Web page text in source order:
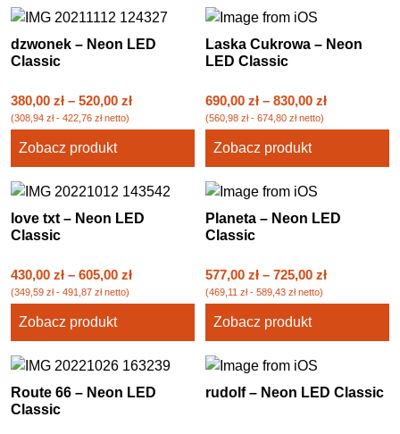
dzwonek – Neon LED
Classic
380,00 zł – 520,00 zł
(308,94 zł- 422,76 złnetto)
Zobacz produkt
Laska Cukrowa – Neon
LED Classic
690,00 zł – 830,00 zł
(560,98 zł- 674,80 złnetto)
Zobacz produkt
love txt – Neon LED
Classic
430,00 zł – 605,00 zł
(349,59 zł- 491,87 złnetto)
Zobacz produkt
Planeta – Neon LED
Classic
577,00 zł – 725,00 zł
(469,11 zł- 589,43 złnetto)
Zobacz produkt
Route 66 – Neon LED
Classic
rudolf – Neon LED Classic